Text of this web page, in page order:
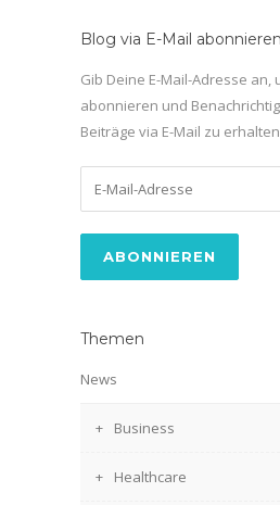
Blog via E-Mail abonnieren
Gib Deine E-Mail-Adresse an,
abonnieren und
Beiträge via E-Mail zu
Adresse
Themen
News
Business
Healthcare